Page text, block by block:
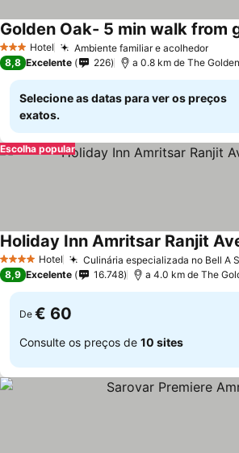
3 EstrelasHotel Ambiente familiar e acolhedorVer
Golden Oak- 5 min walk from
8,8 Excelente 226 a 0.8 km de The
Selecione as datas para ver os preços
exatos.
Escolha popular
4 EstrelasHotel Culinária especializada no Bell A
Holiday Inn Amritsar Ranjit
8,9 Excelente 16.748 a 4.0 km de The
De € 60
Consulte os preços de 10 sites